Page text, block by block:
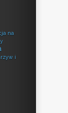
na
i